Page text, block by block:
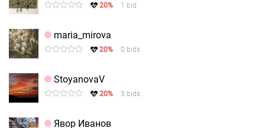
20% 1 bid
maria_mirova
20% 0 bids
StoyanovaV
20% 3 bids
Явор Иванов